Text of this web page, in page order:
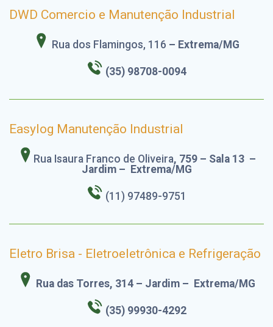
DWD Comercio e Manutenção Industrial
Rua dos Flamingos, 116 – Extrema/MG
(35) 98708-0094
Easylog Manutenção Industrial
Rua Isaura Franco de Oliveira, 759 – Sala 13 –
Jardim – Extrema/MG
(11) 97489-9751
Eletro Brisa - Eletroeletrônica e Refrigeração
Rua das Torres, 314 – Jardim – Extrema/MG
(35) 99930-4292